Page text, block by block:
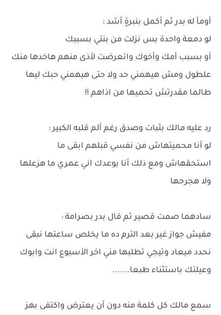
أومأ له بدر ثم أكمل بنبرةٍ أشد :
لو دمعة واحدة بس نزلت من بنتي بسببك
أو بسبب أمك وأخوك واتعرضت لأذى منهم هاخدها منك
علطول ومش هيهمني حد ولا حتى هيهمني حبك ليها
طالما مقدرتش تحميها من اذاهم !!
رد عليه مالك بثبات وصدق رغم ألم قلبه الكبير :
لو أنا محميتهاش من نفسي قبلهم ابقى ما
استحقهاش ومع ذلك أنا بوعدك اني عمري ما هزعلها
ولا هجرحها
سادهما صمت قصير ثم قال بدر بصرامة :
مفيش جواز غير بعد الترم ده ما يخلص ساعتها نبقى
نحدد ميعاد وتيجي تطلبها مني اخر الأسبوع انت وابوك
وعيلتك باستثناء طبعا.......
سمع مالك كل كلمة منه دون أن يعترض واكتفى بهز